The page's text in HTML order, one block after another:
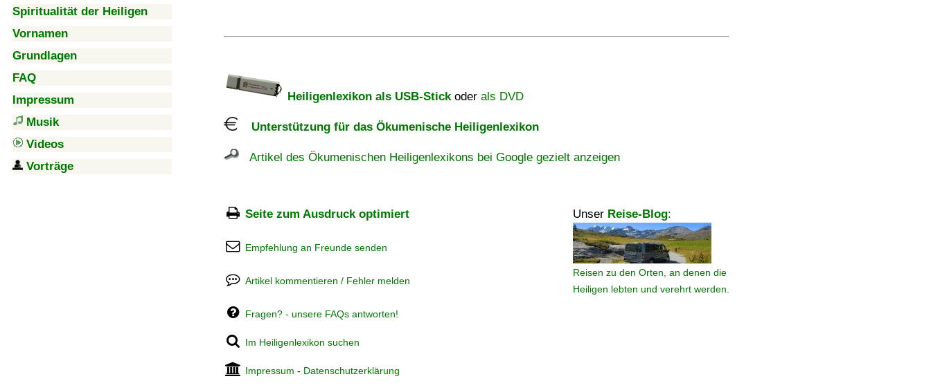
Spiritualität der Heiligen
Vornamen
Grundlagen
FAQ
Impressum
Musik
Videos
Vorträge
Heiligenlexikon als USB-Stickoder als DVD
Unterstützung für das Ökumenische Heiligenlexikon
Artikel des Ökumenischen Heiligenlexikons bei Google gezielt anzeigen
Seite zum Ausdruck optimiert Unser Reise-Blog:
Reisen zu den Orten, an denen die
Heiligen lebten und verehrt werden.
Empfehlung an Freunde senden
Artikel kommentieren / Fehler melden
Fragen? - unsere FAQs antworten!
Im Heiligenlexikon suchen
Impressum - Datenschutzerklärung